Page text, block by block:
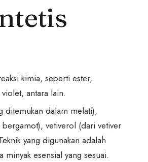
kimia, seperti ester,
antara lain.
ditemukan dalam melati),
vetiverol (dari vetiver
yang digunakan adalah
minyak esensial yang sesuai.